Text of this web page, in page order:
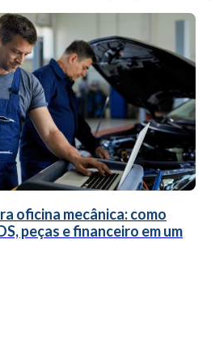
oficina mecânica: como
peças e financeiro em um